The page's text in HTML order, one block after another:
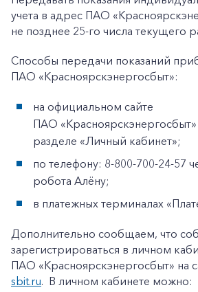
учета в адрес ПАО
не позднее 25-го числа текущего
Способы передачи показаний
ПАО «Красноярскэнергосбыт»:
на официальном сайте
ПАО «Красноярскэнергосбыт»
разделе «Личный кабинет»;
по телефону: 8-800-700-24-57
робота Алёну;
в платежных терминалах
Дополнительно сообщаем, что
зарегистрироваться в личном
ПАО «Красноярскэнергосбыт» на
sbit.ru. В личном кабинете можно: